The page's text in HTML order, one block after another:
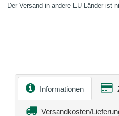
Der Versand in andere EU-Länder ist
Informationen
Versandkosten/